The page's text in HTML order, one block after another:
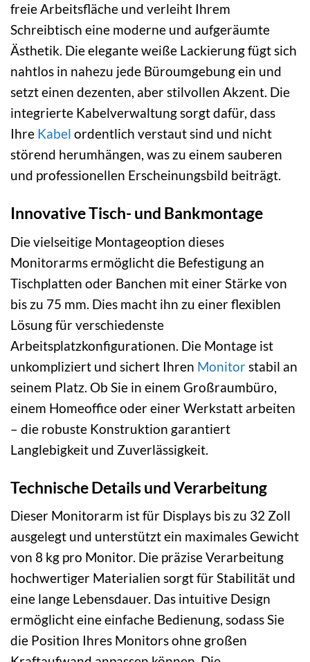
freie Arbeitsfläche und verleiht Ihrem
Schreibtisch eine moderne und aufgeräumte
Ästhetik. Die elegante weiße Lackierung fügt sich
nahtlos in nahezu jede Büroumgebung ein und
setzt einen dezenten, aber stilvollen Akzent. Die
integrierte Kabelverwaltung sorgt dafür, dass
Ihre Kabel ordentlich verstaut sind und nicht
störend herumhängen, was zu einem sauberen
und professionellen Erscheinungsbild beiträgt.
Innovative Tisch- und Bankmontage
Die vielseitige Montageoption dieses
Monitorarms ermöglicht die Befestigung an
Tischplatten oder Banchen mit einer Stärke von
bis zu 75 mm. Dies macht ihn zu einer flexiblen
Lösung für verschiedenste
Arbeitsplatzkonfigurationen. Die Montage ist
unkompliziert und sichert Ihren Monitor stabil an
seinem Platz. Ob Sie in einem Großraumbüro,
einem Homeoffice oder einer Werkstatt arbeiten
– die robuste Konstruktion garantiert
Langlebigkeit und Zuverlässigkeit.
Technische Details und Verarbeitung
Dieser Monitorarm ist für Displays bis zu 32 Zoll
ausgelegt und unterstützt ein maximales Gewicht
von 8 kg pro Monitor. Die präzise Verarbeitung
hochwertiger Materialien sorgt für Stabilität und
eine lange Lebensdauer. Das intuitive Design
ermöglicht eine einfache Bedienung, sodass Sie
die Position Ihres Monitors ohne großen